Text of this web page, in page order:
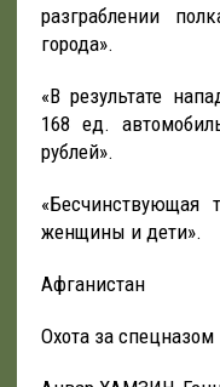
разграблении
города».
«В результате
168 ед.
рублей».
«Бесчинствующая
женщины и дети».
Афганистан
Охота за спецназом